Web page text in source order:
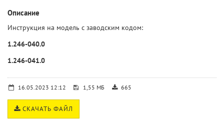
Описание
Инструкция на модель с заводским кодом:
1.246-040.0
1.246-041.0
16.05.2023 12:12 1,55 МБ 665
СКАЧАТЬ ФАЙЛ